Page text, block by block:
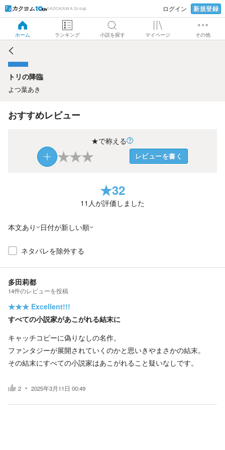
KADOKAWA Group ログイン 新規登録
ホーム ランキング 小説を探す マイページ その他
トリの降臨
トリの降臨
よつ葉あき
おすすめレビュー
★で称える
★★★ レビューを書く
★32
11 人が評価しました
本文あり 日付が新しい順
ネタバレを除外する
多田莉都
14件のレビューを投稿
★★★ Excellent!!!
すべての小説家があこがれる結末に
キャッチコピーに偽りなしの名作。
ファンタジーが展開されていくのかと思いきやまさかの結末。
その結末にすべての小説家はあこがれること疑いなしです。
2 2025年3月11日 00:49